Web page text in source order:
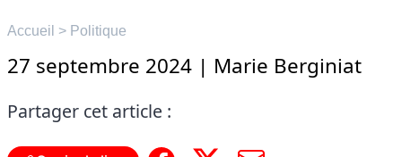
Accueil > Politique
27 septembre 2024 | Marie Berginiat
Partager cet article :